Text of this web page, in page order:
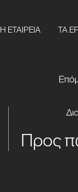
Η ΕΤΑΙΡΕΙΑ ΤΑ
Προς